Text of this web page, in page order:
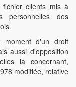
clients mis à
personnelles des
moment d'un droit
aussi d'opposition
la concernant,
modifiée, relative